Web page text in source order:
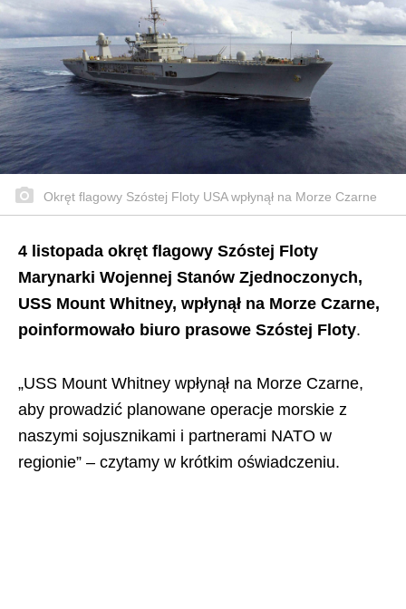
Okręt flagowy Szóstej Floty USA wpłynął na Morze Czarne
4 listopada okręt flagowy Szóstej Floty
Marynarki Wojennej Stanów Zjednoczonych,
USS Mount Whitney, wpłynął na Morze Czarne,
poinformowało biuro prasowe Szóstej Floty.
„USS Mount Whitney wpłynął na Morze Czarne,
aby prowadzić planowane operacje morskie z
naszymi sojusznikami i partnerami NATO w
regionie” – czytamy w krótkim oświadczeniu.